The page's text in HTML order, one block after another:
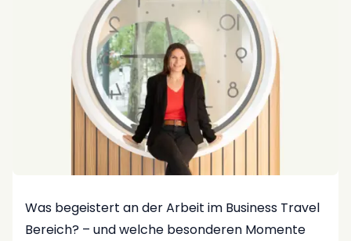
Was begeistert an der Arbeit im Business Travel
Bereich? – und welche besonderen Momente